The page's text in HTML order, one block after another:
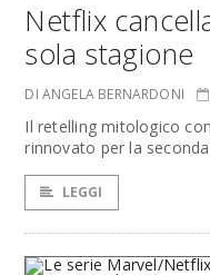
Netflix
sola stagione
DI ANGELA BERNARDONI
Il retelling mitologico
rinnovato per la
LEGGI